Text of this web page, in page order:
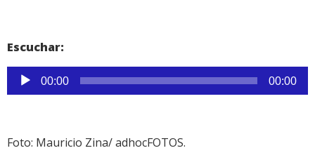
Escuchar:
Reproductor
de
00:00 00:00
Foto: Mauricio Zina/ adhocFOTOS.